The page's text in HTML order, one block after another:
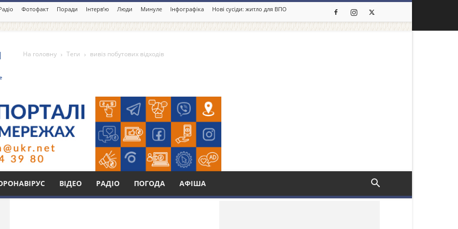
Фотофакт Поради Інтерв’ю Люди Минуле Інфографіка Нові сусіди: житло для ВПО
ВІДЕО РАДІО ПОГОДА АФІША
На головну Теги вивіз побутових відходів